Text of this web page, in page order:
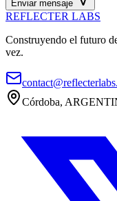
Enviar mensaje
REFLECTER LABS
Construyendo el futuro
vez.
Córdoba,